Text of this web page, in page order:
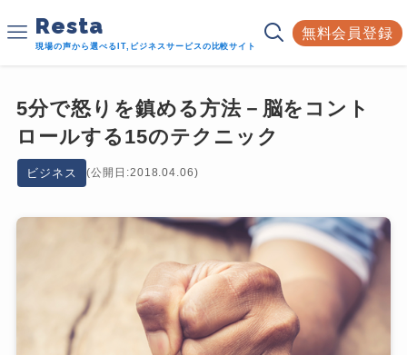
Resta
現場の声から選べるIT,ビジネスサービスの比較サイト
無料会員登録
5分で怒りを鎮める方法－脳をコント
ロールする15のテクニック
ビジネス (公開日:2018.04.06)